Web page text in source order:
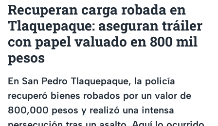
Recuperan carga robada en
Tlaquepaque: aseguran tráiler
con papel valuado en 800 mil
pesos
En San Pedro Tlaquepaque, la policía
recuperó bienes robados por un valor de
800,000 pesos y realizó una intensa